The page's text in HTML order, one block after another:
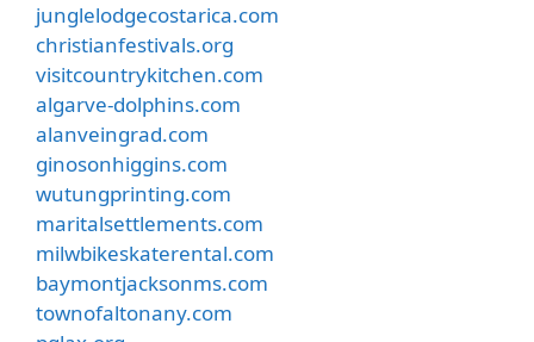
junglelodgecostarica.com
christianfestivals.org
visitcountrykitchen.com
algarve-dolphins.com
alanveingrad.com
ginosonhiggins.com
wutungprinting.com
maritalsettlements.com
milwbikeskaterental.com
baymontjacksonms.com
townofaltonany.com